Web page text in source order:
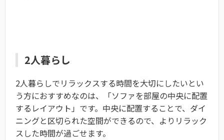
2人暮らし
2人暮らしでリラックスする時間を大切にしたいとい
う方におすすめなのは、「ソファを部屋の中央に配置
するレイアウト」です。中央に配置することで、ダイ
ニングと区切られた空間ができるので、よりリラック
スした時間が過ごせます。